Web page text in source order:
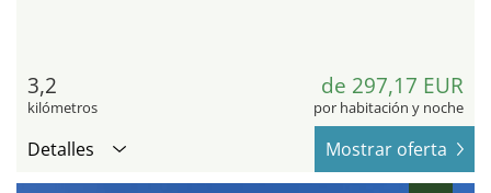
3,2
kilómetros
de 297,17 EUR
por habitación y noche
Detalles Mostrar oferta